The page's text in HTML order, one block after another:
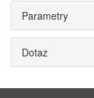
Parametry
Dotaz